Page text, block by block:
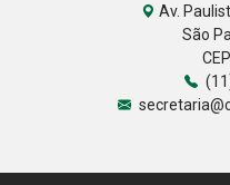
Av.
São